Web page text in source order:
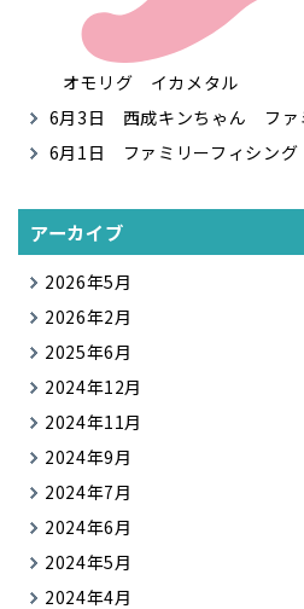
オモリグ イカメタル
6月3日 西成キンちゃん ファ
6月1日 ファミリーフィシング
アーカイブ
2026年5月
2026年2月
2025年6月
2024年12月
2024年11月
2024年9月
2024年7月
2024年6月
2024年5月
2024年4月